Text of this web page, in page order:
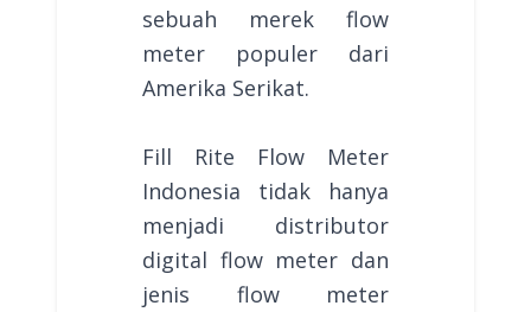
sebuah merek flow
meter populer dari
Amerika Serikat.
Fill Rite Flow Meter
Indonesia tidak hanya
menjadi distributor
digital flow meter dan
jenis flow meter